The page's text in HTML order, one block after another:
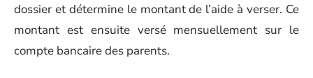
dossier et détermine le montant de l’aide à verser. Ce
montant est ensuite versé mensuellement sur le
compte bancaire des parents.